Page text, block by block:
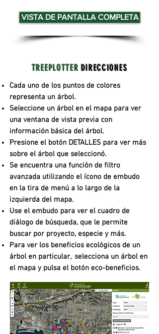
VISTA DE PANTALLA COMPLETA
TREEPLOTTER DIRECCIONES
Cada uno de los puntos de colores
representa un árbol.
Seleccione un árbol en el mapa para ver
una ventana de vista previa con
información básica del árbol.
Presione el botón DETALLES para ver más
sobre el árbol que seleccionó.
Se encuentra una función de filtro
avanzada utilizando el ícono de embudo
en la tira de menú a lo largo de la
izquierda del mapa.
Use el embudo para ver el cuadro de
diálogo de búsqueda, que le permite
buscar por proyecto, especie y más.
Para ver los beneficios ecológicos de un
árbol en particular, selecciona un árbol en
el mapa y pulsa el botón eco-beneficios.